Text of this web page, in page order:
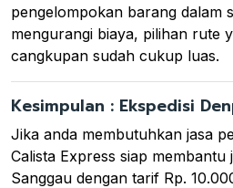
pengelompokan barang dalam
mengurangi biaya, pilihan rute
cangkupan sudah cukup luas.
Kesimpulan : Ekspedisi
Jika anda membutuhkan jasa
Calista Express siap membantu
Sanggau dengan tarif Rp.